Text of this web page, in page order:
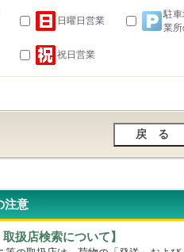
日曜日営業
駐
業所
祝日営業
注意
取扱店検索について】